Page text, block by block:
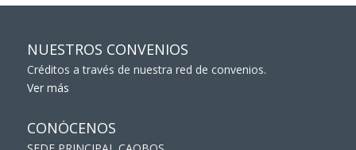
NUESTROS CONVENIOS
Créditos a través de nuestra red de convenios.
Ver más
CONÓCENOS